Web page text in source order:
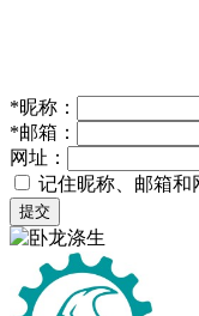
*昵称：
*邮箱：
网址：
记住昵称、邮箱和
提交